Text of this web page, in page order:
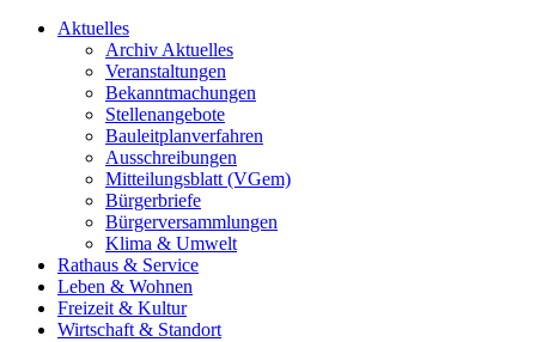
Aktuelles
Archiv Aktuelles
Veranstaltungen
Bekanntmachungen
Stellenangebote
Bauleitplanverfahren
Ausschreibungen
Mitteilungsblatt (VGem)
Bürgerbriefe
Bürgerversammlungen
Klima & Umwelt
Rathaus & Service
Leben & Wohnen
Freizeit & Kultur
Wirtschaft & Standort